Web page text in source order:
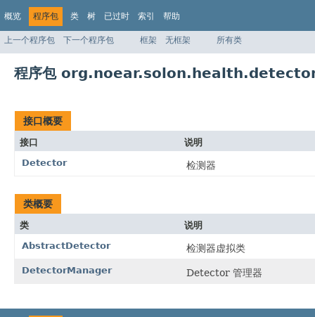
概览 程序包 类 树 已过时 索引 帮助
上一个程序包 下一个程序包 框架 无框架 所有类
程序包
接口概要
接口
说明
Detector
检测器
类概要
类
说明
AbstractDetector
检测器虚拟类
DetectorManager Detector 管理器